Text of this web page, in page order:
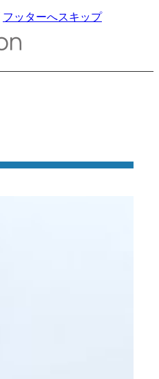
フッターへスキップ